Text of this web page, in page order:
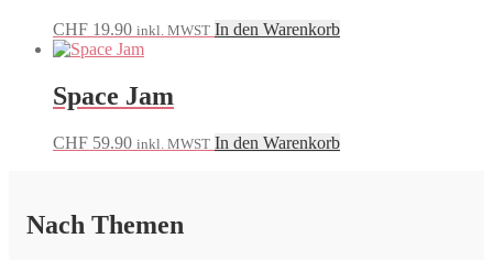
CHF 19.90 inkl. MWST In den Warenkorb
Space Jam
CHF 59.90 inkl. MWST In den Warenkorb
Nach Themen